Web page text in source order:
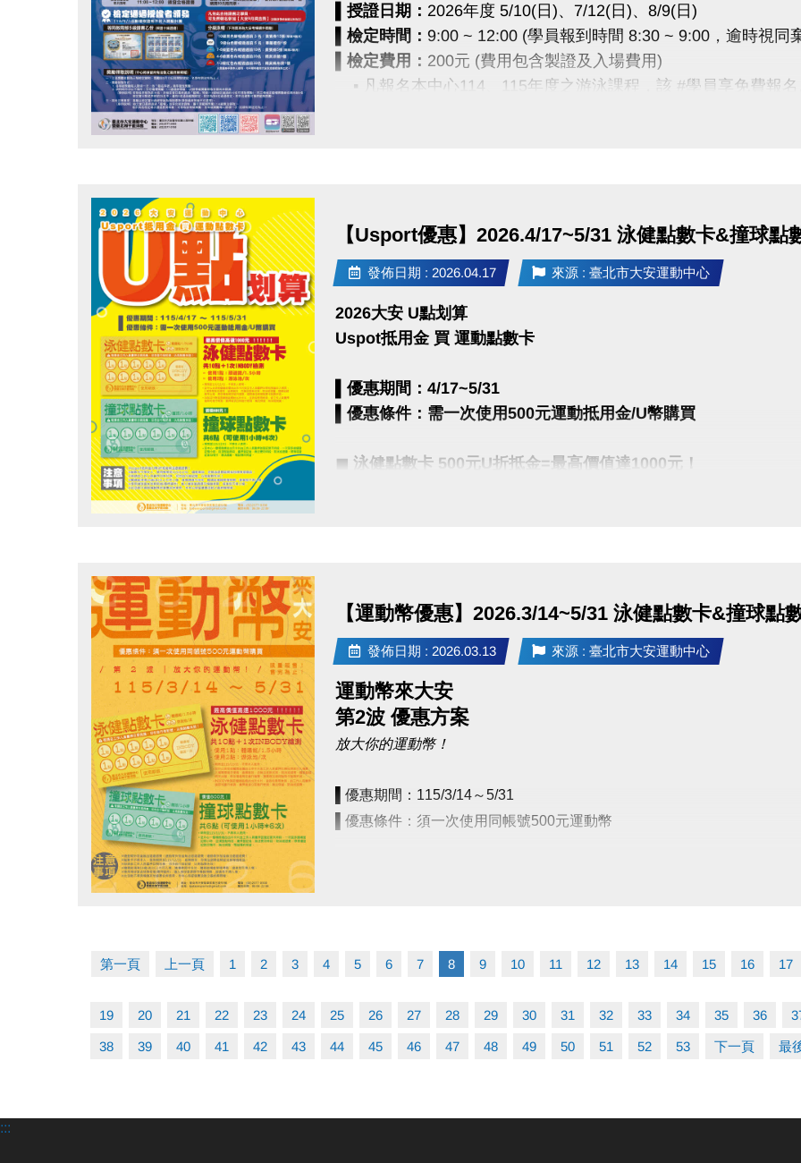
▼注意事項▼
※敬請依報名梯次時間準時出席， #未依報到時間完成報到者，
改梯次前來！
※請確認好是否能出席活動再進行報名！報名後如須臨時取消請
▌授證日期： 2026年度 5/10(日)、7/12(日)、8/9(日)
▌檢定時間： 9:00 ~ 12:00 (學員報到時間 8:30 ~ 9:00，逾時視同
▌檢定費用： 200元 (費用包含製證及入場費用)
▪︎ 凡報名本中心114、115年度之游泳課程，該 #學員享免費報名
3.完成報名
▪︎ 免費資格之中心學員，僅提供現場報名
●報名辦法：現場報名、網路報名、APP報名
▪︎網路報名請點我(開啟新視窗)
▪︎ 大安APP 長佳Sports+ APP傳送門⬇
APPLE 傳送門點我(開啟新視窗)
11:00 ~ 12:00 頒發合格證書
▪︎游泳分級檢定內容傳送門(開啟新視窗)
▌陪同規定：
每位報名者可1名陪同者免費入場 (須年滿18歲)，第2名 (含)以上
分級泳帽及大安運動中心專屬額外獎勵：
10級黑色膠帽通過前 3 名：貴賓券15張(期限4個月)
一、上述獎勵名額為三場檢定總和，獎勵自5月10日起開始發放，名額有限送完為止。
二、獎勵領取方式：
【Usport優惠】2026.4/17~5/31 泳健點數卡&撞球點
發佈日期 : 2026.04.17 來源 : 臺北市大安運動中心
2026大安 U點划算
Uspot抵用金 買 運動點數卡
▌優惠期間：4/17~5/31
▌優惠條件：需一次使用500元運動抵用金/U幣購買
◼︎ 泳健點數卡 500元U折抵金=最高價值達1000元！
▪︎ 共6點 (可使用1小時*6次)
【注意事項】
• 期限至115/12/31，不限本人使用。
• ［泳健點數卡］至中心泳池或體適能櫃台出示卡片由工作人員畫押日期兌換當日入場票，入場
•［泳健點數卡］ INBODY檢測至體適能櫃台出示卡片，並告知使用檢測，由工作人員畫押後即可
• ［撞球點數卡］至中心一樓場務櫃台出示卡片由工作人員畫押並登記當天時段，一次至多連續
※體適能須滿16歲(含)以上方可入場，進場請遵守泳池、體適能場館管理規範，違者恕不得入場。
※此活動不得與場館其他優惠合併使用，本中心保留優惠活動之最終解釋權。
【運動幣優惠】2026.3/14~5/31 泳健點數卡&撞球點
發佈日期 : 2026.03.13 來源 : 臺北市大安運動中心
運動幣來大安
第2波 優惠方案
放大你的運動幣！
▌優惠期間：115/3/14～5/31
▌優惠條件：須一次使用同帳號500元運動幣
- 使用2點：游泳池/次
第一頁 上一頁 1 2 3 4 5 6 7 8 9 10 11 12 13 14 15 16
17
19 20 21 22 23 24 25 26 27 28 29 30 31 32 33 34 35 36
38 39 40 41 42 43 44 45 46 47 48 49 50 51 52 53 下一頁 最
:::